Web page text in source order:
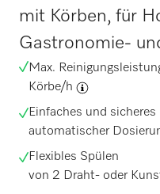
mit Körben, für
Gastronomie-
Max.
Körbe/h
Einfaches und sicheres
automatischer
Flexibles Spülen
von 2 Draht- oder